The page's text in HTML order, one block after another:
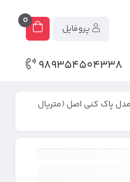
0
989354504338
کاور سیلیکونی تک رنگ اورجینال Xiaomi 12 / 12X مدل پاک کنی اصل (متریال